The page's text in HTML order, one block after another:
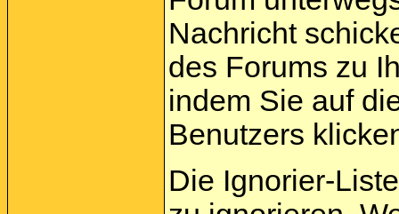
Nachricht
des Forums zu
indem Sie auf
Benutzers
Die Ignorier-